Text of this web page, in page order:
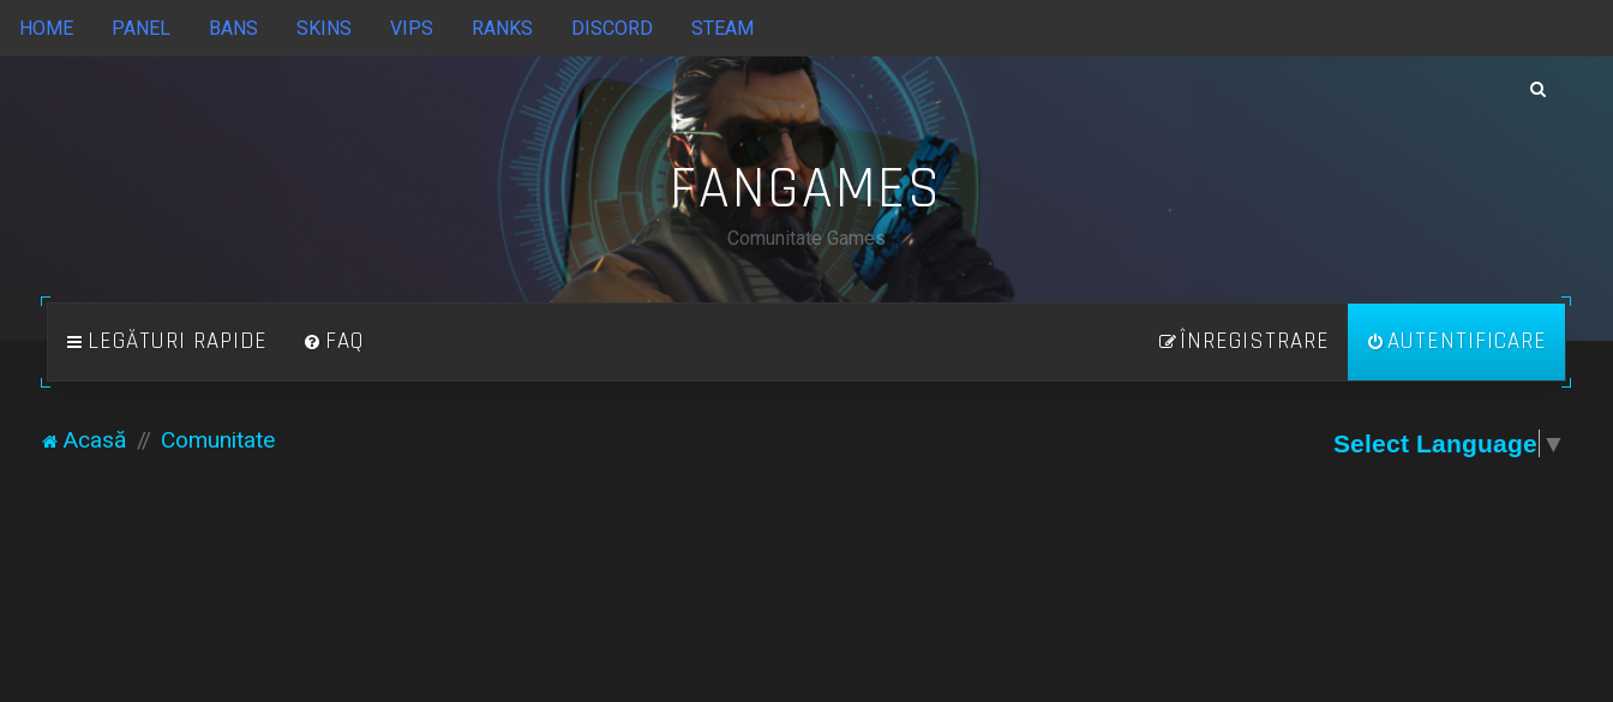
HOME PANEL BANS SKINS VIPS RANKS DISCORD STEAM
FANGAMES
Comunitate Games
LEGĂTURI RAPIDE FAQ AUTENTIFICARE
ÎNREGISTRARE
Acasă Comunitate Select Language ▼